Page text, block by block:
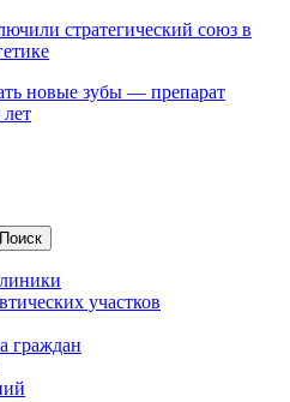
стратегический союз в
новые зубы — препарат
участков
граждан